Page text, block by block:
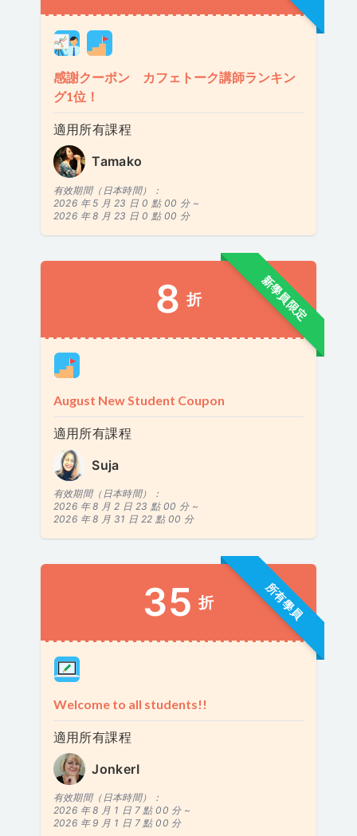
感謝クーポン カフェトーク講師ランキン
グ1位！
適用所有課程
Tamako
有效期間（日本時間）：
2026 年 5 月 23 日 0 點 00 分 ~
2026 年 8 月 23 日 0 點 00 分
新學員限定
8 折
August New Student Coupon
適用所有課程
Suja
有效期間（日本時間）：
2026 年 8 月 2 日 23 點 00 分 ~
2026 年 8 月 31 日 22 點 00 分
所有學員
35 折
Welcome to all students!!
適用所有課程
JonkerI
有效期間（日本時間）：
2026 年 8 月 1 日 7 點 00 分 ~
2026 年 9 月 1 日 7 點 00 分